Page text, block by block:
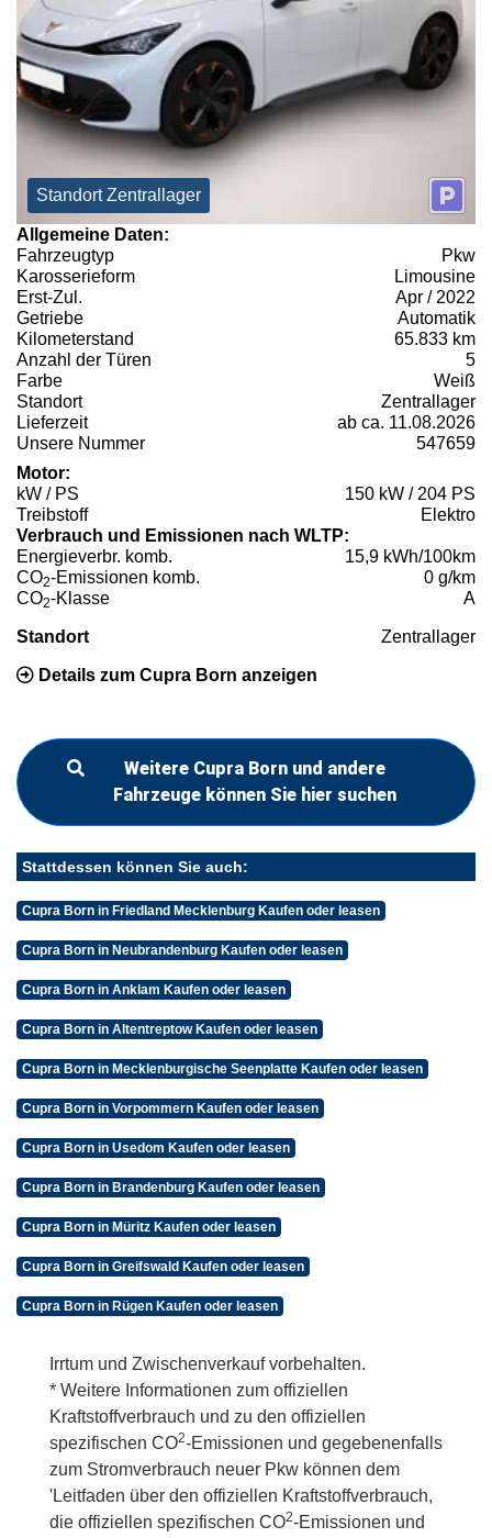
Standort Zentrallager
Allgemeine Daten:
Fahrzeugtyp
Pkw
Karosserieform
Limousine
Erst-Zul.
Apr / 2022
Getriebe
Automatik
Kilometerstand
65.833 km
Anzahl der Türen
5
Farbe
Weiß
Standort
Zentrallager
Lieferzeit
ab ca. 11.08.2026
Unsere Nummer
547659
Motor:
kW / PS
150 kW / 204 PS
Treibstoff
Elektro
Verbrauch und Emissionen nach WLTP:
Energieverbr. komb.
15,9 kWh/100km
CO2-Emissionen komb.
0 g/km
CO2-Klasse A
Standort Zentrallager
Details zum Cupra Born anzeigen
Weitere Cupra Born und andere
Fahrzeuge können Sie hier suchen
Stattdessen können Sie auch:
Cupra Born in Friedland Mecklenburg Kaufen oder leasen
Cupra Born in Neubrandenburg Kaufen oder leasen
Cupra Born in Anklam Kaufen oder leasen
Cupra Born in Altentreptow Kaufen oder leasen
Cupra Born in Mecklenburgische Seenplatte Kaufen oder leasen
Cupra Born in Vorpommern Kaufen oder leasen
Cupra Born in Usedom Kaufen oder leasen
Cupra Born in Brandenburg Kaufen oder leasen
Cupra Born in Müritz Kaufen oder leasen
Cupra Born in Greifswald Kaufen oder leasen
Cupra Born in Rügen Kaufen oder leasen
Irrtum und Zwischenverkauf vorbehalten.
* Weitere Informationen zum offiziellen
Kraftstoffverbrauch und zu den offiziellen
spezifischen CO2-Emissionen und gegebenenfalls
zum Stromverbrauch neuer Pkw können dem
'Leitfaden über den offiziellen Kraftstoffverbrauch,
die offiziellen spezifischen CO2-Emissionen und